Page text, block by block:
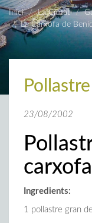
Inici La Ciutat
La Carxofa de
23/08/2002
carxofa
Ingredients:
1 pollastre gran